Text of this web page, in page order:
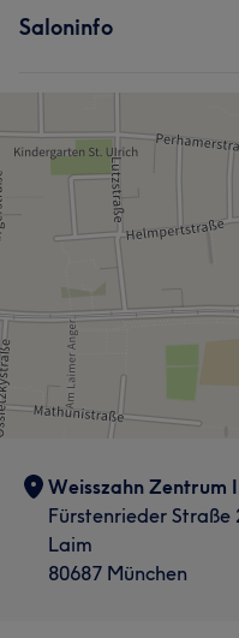
Saloninfo
Weisszahn Zentrum
Fürstenrieder Straße
Laim
80687 München